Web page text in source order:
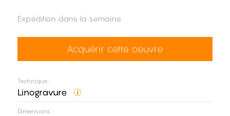
Technique :
Linogravure
Dimensions :
Expédition dans la semaine
Acquérir cette oeuvre